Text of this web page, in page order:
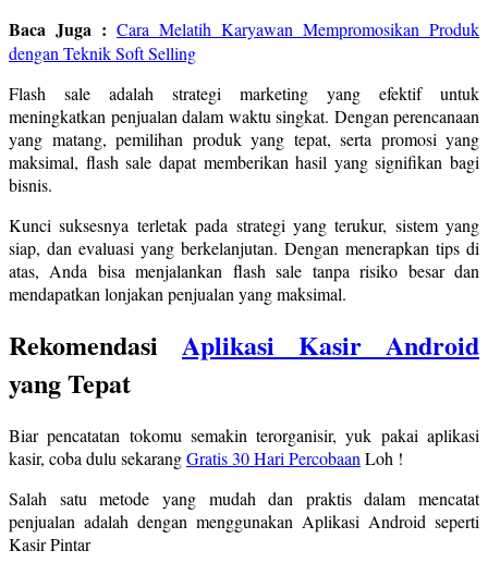
Baca Juga : Cara Melatih Karyawan Mempromosikan Produk
dengan Teknik Soft Selling
Flash sale adalah strategi marketing yang efektif untuk
meningkatkan penjualan dalam waktu singkat. Dengan perencanaan
yang matang, pemilihan produk yang tepat, serta promosi yang
maksimal, flash sale dapat memberikan hasil yang signifikan bagi
bisnis.
Kunci suksesnya terletak pada strategi yang terukur, sistem yang
siap, dan evaluasi yang berkelanjutan. Dengan menerapkan tips di
atas, Anda bisa menjalankan flash sale tanpa risiko besar dan
mendapatkan lonjakan penjualan yang maksimal.
Rekomendasi Aplikasi Kasir Android
yang Tepat
Biar pencatatan tokomu semakin terorganisir, yuk pakai aplikasi
kasir, coba dulu sekarangGratis 30 Hari PercobaanLoh !
Salah satu metode yang mudah dan praktis dalam mencatat
penjualan adalah dengan menggunakan Aplikasi Android seperti
Kasir Pintar